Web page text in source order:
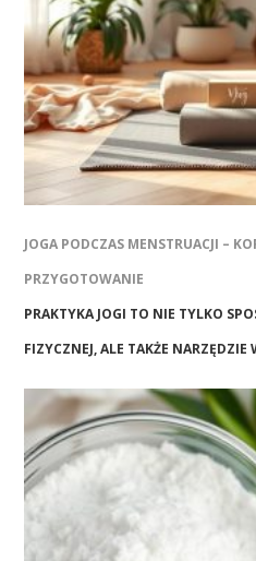
JOGA PODCZAS MENSTRUACJI –
PRZYGOTOWANIE
PRAKTYKA JOGI TO NIE TYLKO
FIZYCZNEJ, ALE TAKŻE NARZĘDZIE